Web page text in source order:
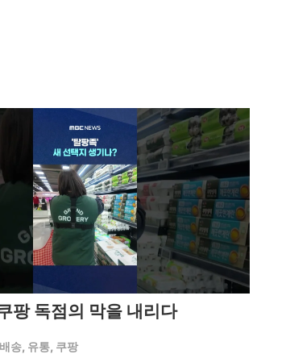
팡 독점의 막을 내리다
송, 유통, 쿠팡